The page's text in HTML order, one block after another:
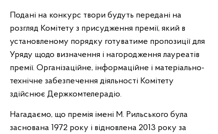
Подані на конкурс твори будуть передані на
розгляд Комітету з присудження премії, який в
установленому порядку готуватиме пропозиції для
Уряду щодо визначення і нагородження лауреатів
премії. Організаційне, інформаційне і матеріально-
технічне забезпечення діяльності Комітету
здійснює Держкомтелерадіо.
Нагадаємо, що премія імені М. Рильського була
заснована 1972 року і відновлена 2013 року за